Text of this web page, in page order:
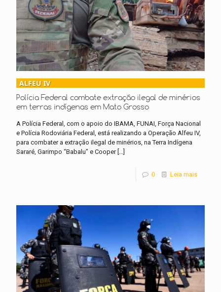
ALFEU IV
Polícia Federal combate extração ilegal de minérios
em terras indígenas em Mato Grosso
A Polícia Federal, com o apoio do IBAMA, FUNAI, Força Nacional
e Polícia Rodoviária Federal, está realizando a Operação Alfeu IV,
para combater a extração ilegal de minérios, na Terra Indígena
Sararé, Garimpo “Babalu” e Cooper[…]
0 Leia mais